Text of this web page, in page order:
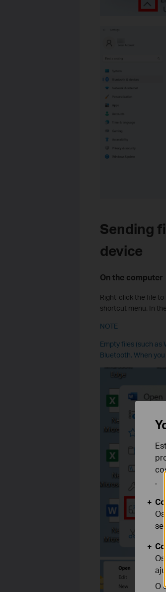
Sending
device
On the computer
Right-click the file to
shortcut menu. In
NOTE
Empty files (such as
Bluetooth. When
.
O